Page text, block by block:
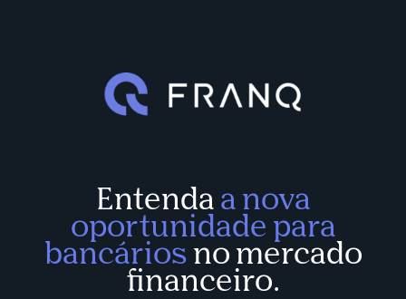
Entenda a nova
oportunidade para
bancáriosno mercado
financeiro.